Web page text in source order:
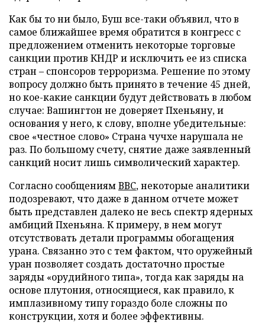
Как бы то ни было, Буш все-таки объявил, что в
самое ближайшее время обратится в конгресс с
предложением отменить некоторые торговые
санкции против КНДР и исключить ее из списка
стран – спонсоров терроризма. Решение по этому
вопросу должно быть принято в течение 45 дней,
но кое-какие санкции будут действовать в любом
случае: Вашингтон не доверяет Пхеньяну, и
основания у него, к слову, вполне убедительные:
свое «честное слово» Страна чучхе нарушала не
раз. По большому счету, снятие даже заявленный
санкций носит лишь символический характер.
Согласно сообщениямВВС, некоторые аналитики
подозревают, что даже в данном отчете может
быть представлен далеко не весь спектр ядерных
амбиций Пхеньяна. К примеру, в нем могут
отсутствовать детали программы обогащения
урана. Связанно это с тем фактом, что оружейный
уран позволяет создать достаточно простые
заряды «орудийного типа», тогда как заряды на
основе плутония, относящиеся, как правило, к
имплазивному типу гораздо боле сложны по
конструкции, хотя и более эффективны.